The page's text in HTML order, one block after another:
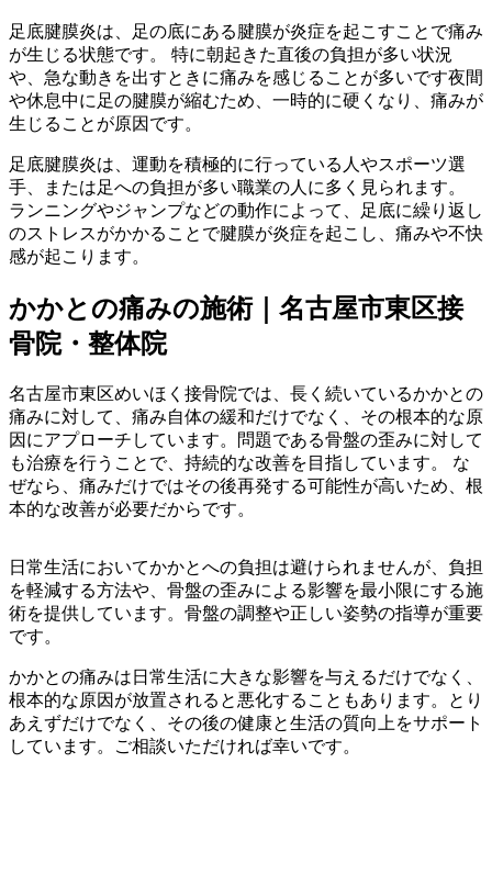
足底腱膜炎は、足の底にある腱膜が炎症を起こすことで痛み
が生じる状態です。 特に朝起きた直後の負担が多い状況
や、急な動きを出すときに痛みを感じることが多いです夜間
や休息中に足の腱膜が縮むため、一時的に硬くなり、痛みが
生じることが原因です。
足底腱膜炎は、運動を積極的に行っている人やスポーツ選
手、または足への負担が多い職業の人に多く見られます。
ランニングやジャンプなどの動作によって、足底に繰り返し
のストレスがかかることで腱膜が炎症を起こし、痛みや不快
感が起こります。
かかとの痛みの施術｜名古屋市東区接
骨院・整体院
名古屋市東区めいほく接骨院では、長く続いているかかとの
痛みに対して、痛み自体の緩和だけでなく、その根本的な原
因にアプローチしています。問題である骨盤の歪みに対して
も治療を行うことで、持続的な改善を目指しています。 な
ぜなら、痛みだけではその後再発する可能性が高いため、根
本的な改善が必要だからです。
日常生活においてかかとへの負担は避けられませんが、負担
を軽減する方法や、骨盤の歪みによる影響を最小限にする施
術を提供しています。骨盤の調整や正しい姿勢の指導が重要
です。
かかとの痛みは日常生活に大きな影響を与えるだけでなく、
根本的な原因が放置されると悪化することもあります。とり
あえずだけでなく、その後の健康と生活の質向上をサポート
しています。ご相談いただければ幸いです。